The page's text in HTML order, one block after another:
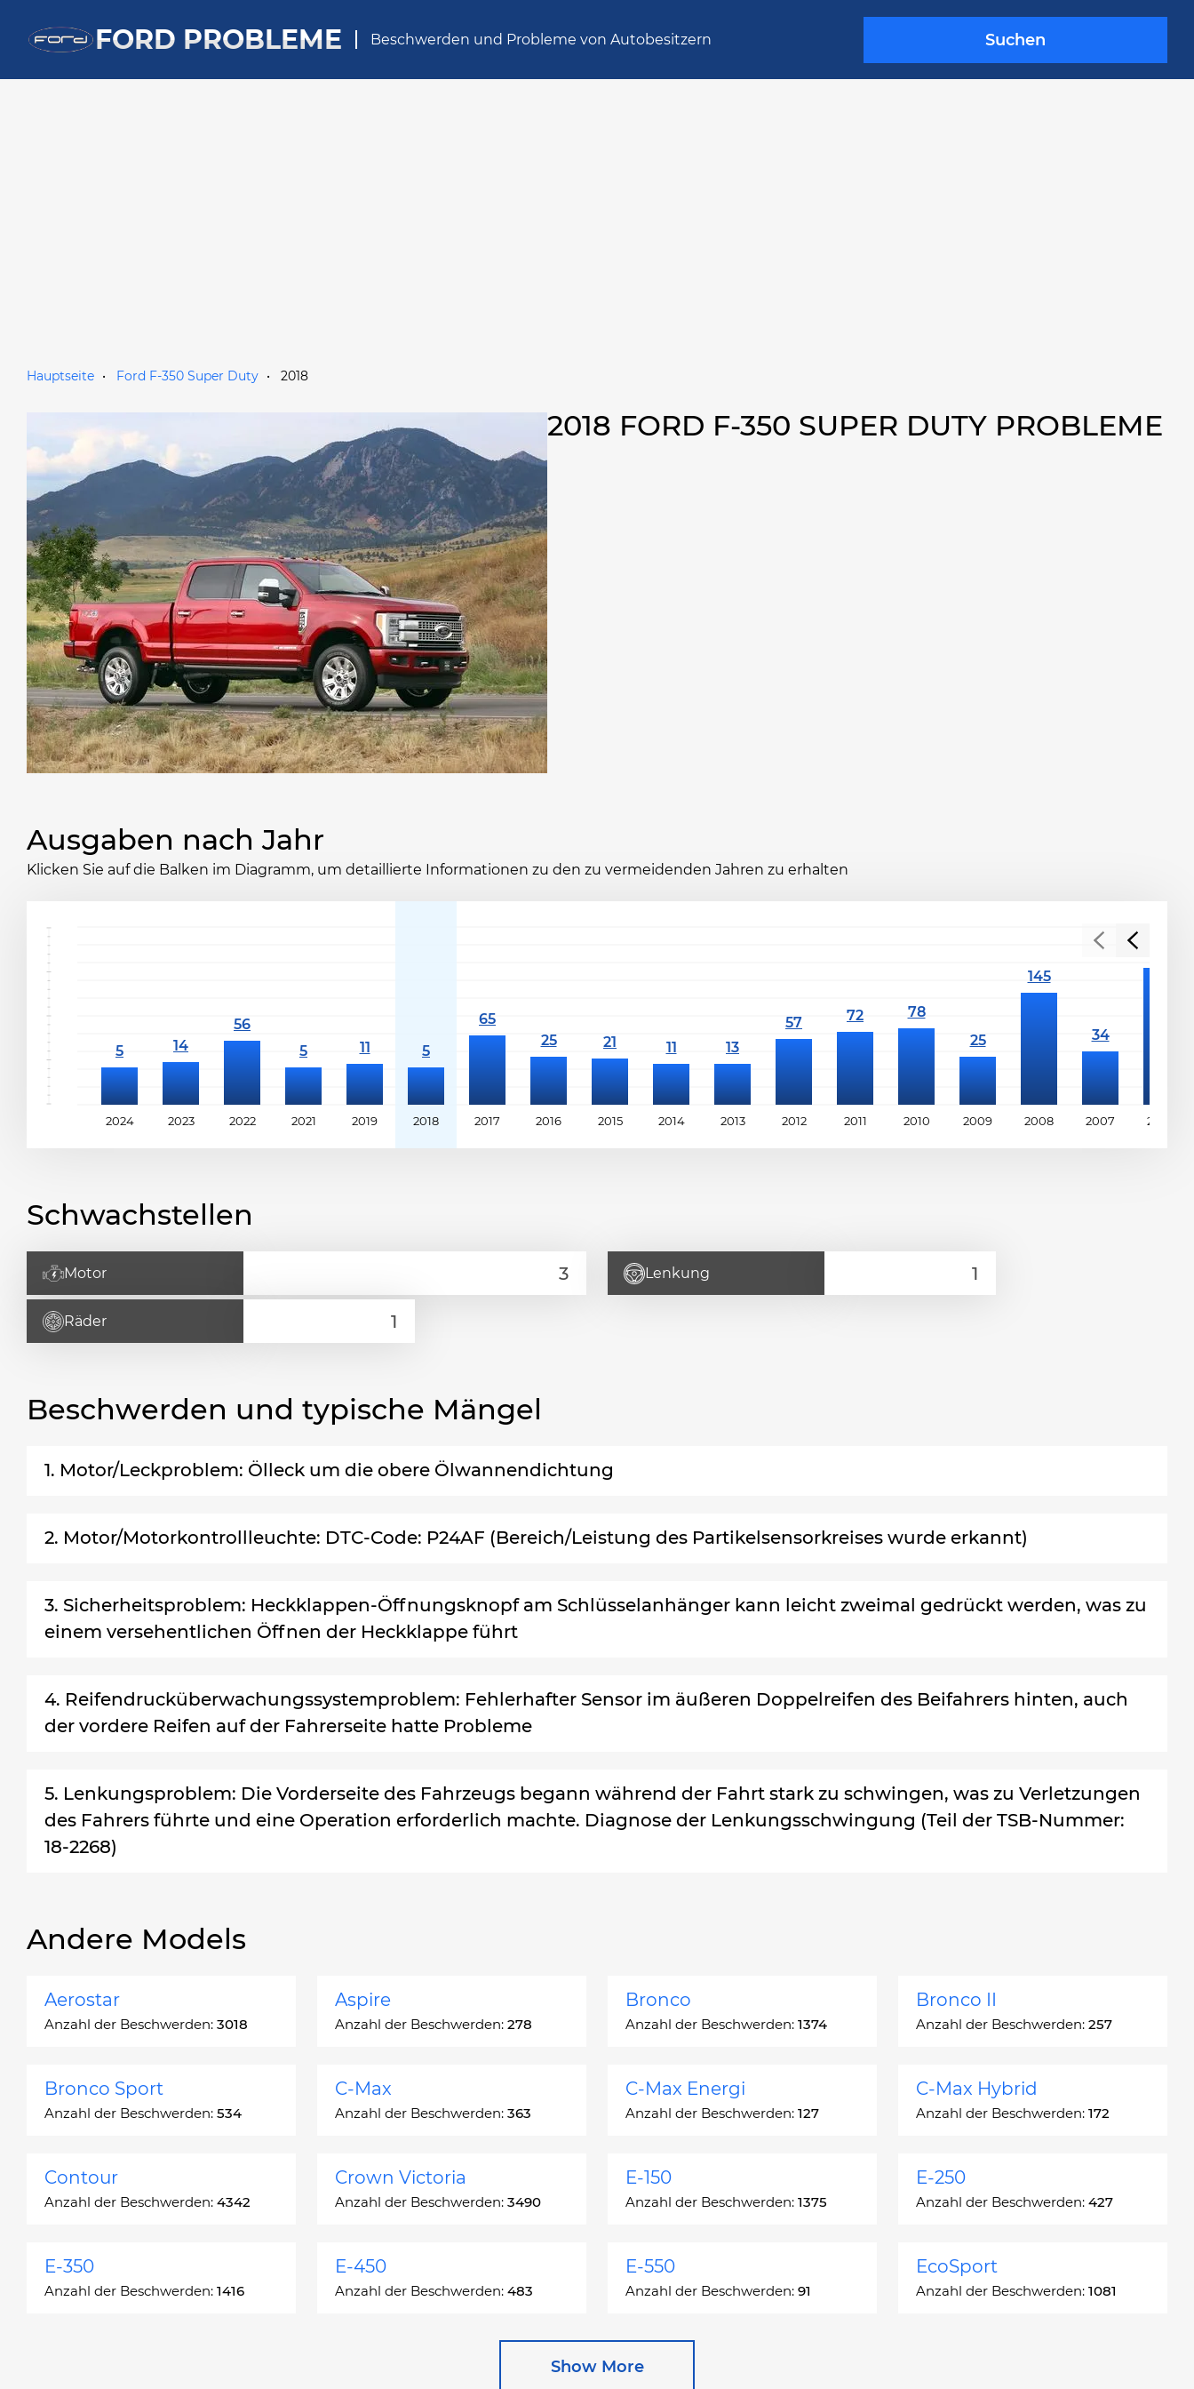
FORD PROBLEME Beschwerden und Probleme von Autobesitzern Suchen
Hauptseite Ford F-350 Super Duty 2018
2018 FORD F-350 SUPER DUTY PROBLEME
Ausgaben nach Jahr
Klicken Sie auf die Balken im Diagramm, um detaillierte Informationen zu den zu vermeidenden Jahren zu erhalten
2024 2023 2022 2021 2019 2018 2017 2016 2015 2014 2013 2012 2011 2010 2009 2008 2007 2006
Schwachstellen
Motor Lenkung
Räder
Beschwerden und typische Mängel
1. Motor/Leckproblem: Ölleck um die obere Ölwannendichtung
2. Motor/Motorkontrollleuchte: DTC-Code: P24AF (Bereich/Leistung des Partikelsensorkreises wurde erkannt)
3. Sicherheitsproblem: Heckklappen-Öffnungsknopf am Schlüsselanhänger kann leicht zweimal gedrückt werden, was zu
einem versehentlichen Öffnen der Heckklappe führt
4. Reifendrucküberwachungssystemproblem: Fehlerhafter Sensor im äußeren Doppelreifen des Beifahrers hinten, auch
der vordere Reifen auf der Fahrerseite hatte Probleme
5. Lenkungsproblem: Die Vorderseite des Fahrzeugs begann während der Fahrt stark zu schwingen, was zu Verletzungen
des Fahrers führte und eine Operation erforderlich machte. Diagnose der Lenkungsschwingung (Teil der TSB-Nummer:
18-2268)
Andere Models
Aerostar
Anzahl der Beschwerden: 3018
Aspire
Anzahl der Beschwerden: 278
Bronco
Anzahl der Beschwerden: 1374
Bronco II
Anzahl der Beschwerden: 257
Bronco Sport
Anzahl der Beschwerden: 534
C-Max
Anzahl der Beschwerden: 363
C-Max Energi
Anzahl der Beschwerden: 127
C-Max Hybrid
Anzahl der Beschwerden: 172
Contour
Anzahl der Beschwerden: 4342
Crown Victoria
Anzahl der Beschwerden: 3490
E-150
Anzahl der Beschwerden: 1375
E-250
Anzahl der Beschwerden: 427
E-350
Anzahl der Beschwerden: 1416
E-450
Anzahl der Beschwerden: 483
E-550
Anzahl der Beschwerden: 91
EcoSport
Anzahl der Beschwerden: 1081
Show More